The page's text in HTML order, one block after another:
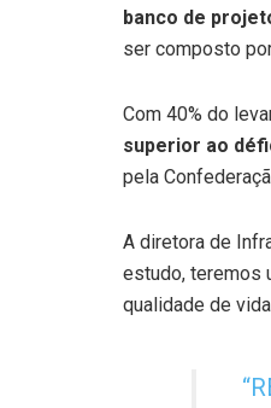
banco de
ser composto
Com 40% do
superior ao
pela
A diretora de
estudo, teremos
qualidade de